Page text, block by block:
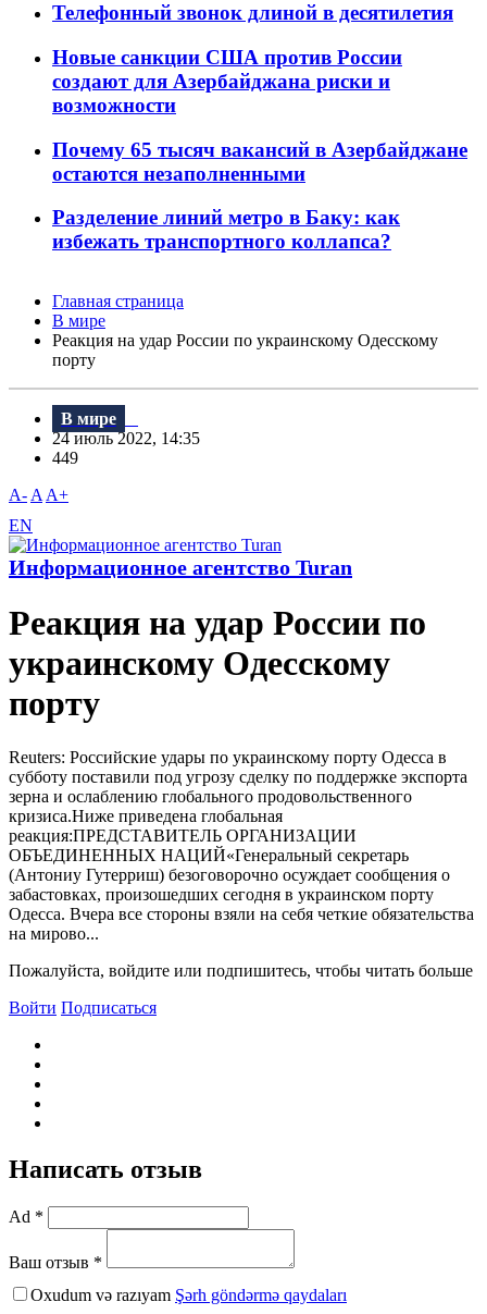
Телефонный звонок длиной в десятилетия
Новые санкции США против России
создают для Азербайджана риски и
возможности
Почему 65 тысяч вакансий в Азербайджане
остаются незаполненными
Разделение линий метро в Баку: как
избежать транспортного коллапса?
Главная страница
В мире
Реакция на удар России по украинскому Одесскому
порту
В мире
24 июль 2022, 14:35
449
A- A A+
EN
Информационное агентство Turan
Реакция на удар России по
украинскому Одесскому
порту
Reuters: Российские удары по украинскому порту Одесса в
субботу поставили под угрозу сделку по поддержке экспорта
зерна и ослаблению глобального продовольственного
кризиса.Ниже приведена глобальная
реакция:ПРЕДСТАВИТЕЛЬ ОРГАНИЗАЦИИ
ОБЪЕДИНЕННЫХ НАЦИЙ«Генеральный секретарь
(Антониу Гутерриш) безоговорочно осуждает сообщения о
забастовках, произошедших сегодня в украинском порту
Одесса. Вчера все стороны взяли на себя четкие обязательства
на мирово...
Пожалуйста, войдите или подпишитесь, чтобы читать больше
Войти Подписаться
Написать отзыв
Ad *
Ваш отзыв *
Oxudum və razıyam Şərh göndərmə qaydaları